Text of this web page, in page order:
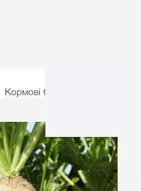
Кормові буряки